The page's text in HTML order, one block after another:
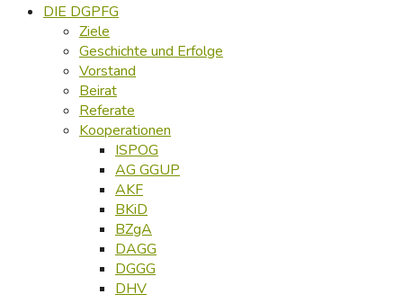
DIE DGPFG
Ziele
Geschichte und Erfolge
Vorstand
Beirat
Referate
Kooperationen
ISPOG
AG GGUP
AKF
BKiD
BZgA
DAGG
DGGG
DHV